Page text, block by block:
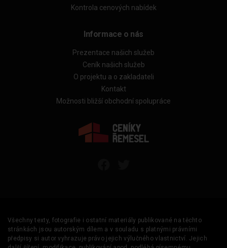
Kontrola cenových nabídek
Informace o nás
Prezentace našich služeb
Ceník našich služeb
O projektu a o zakladateli
Kontakt
Možnosti bližší obchodní spolupráce
Všechny texty, fotografie i ostatní materiály publikované na těchto
stránkách jsou autorským dílem a v souladu s platnými právními
předpisy si autor vyhrazuje právo jejich výlučného vlastnictví. Jejich